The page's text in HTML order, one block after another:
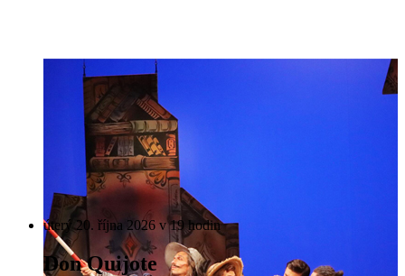
úterý 20. října 2026 v 19 hodin
Don Quijote